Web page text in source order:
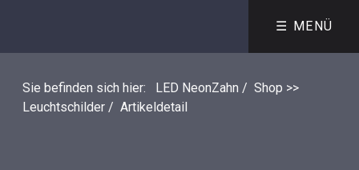
☰ MENÜ
Sie befinden sich hier: LED NeonZahn / Shop >>
Leuchtschilder / Artikeldetail